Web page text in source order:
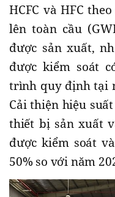
HCFC và HFC
lên toàn cầu
được sản xuất,
được kiểm soát
trình quy định tại
Cải thiện hiệu
thiết bị sản xuất
được kiểm soát
50% so với năm